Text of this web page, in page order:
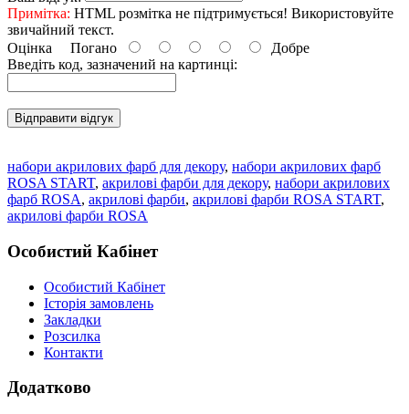
Примітка: HTML розмітка не підтримується! Використовуйте
звичайний текст.
Оцінка Погано
Добре
Введіть код, зазначений на картинці:
Відправити відгук
набори акрилових фарб для декору, набори акрилових фарб
ROSA START, акрилові фарби для декору, набори акрилових
фарб ROSA, акрилові фарби, акрилові фарби ROSA START,
акрилові фарби ROSA
Особистий Кабінет
Особистий Кабінет
Історія замовлень
Закладки
Розсилка
Контакти
Додатково